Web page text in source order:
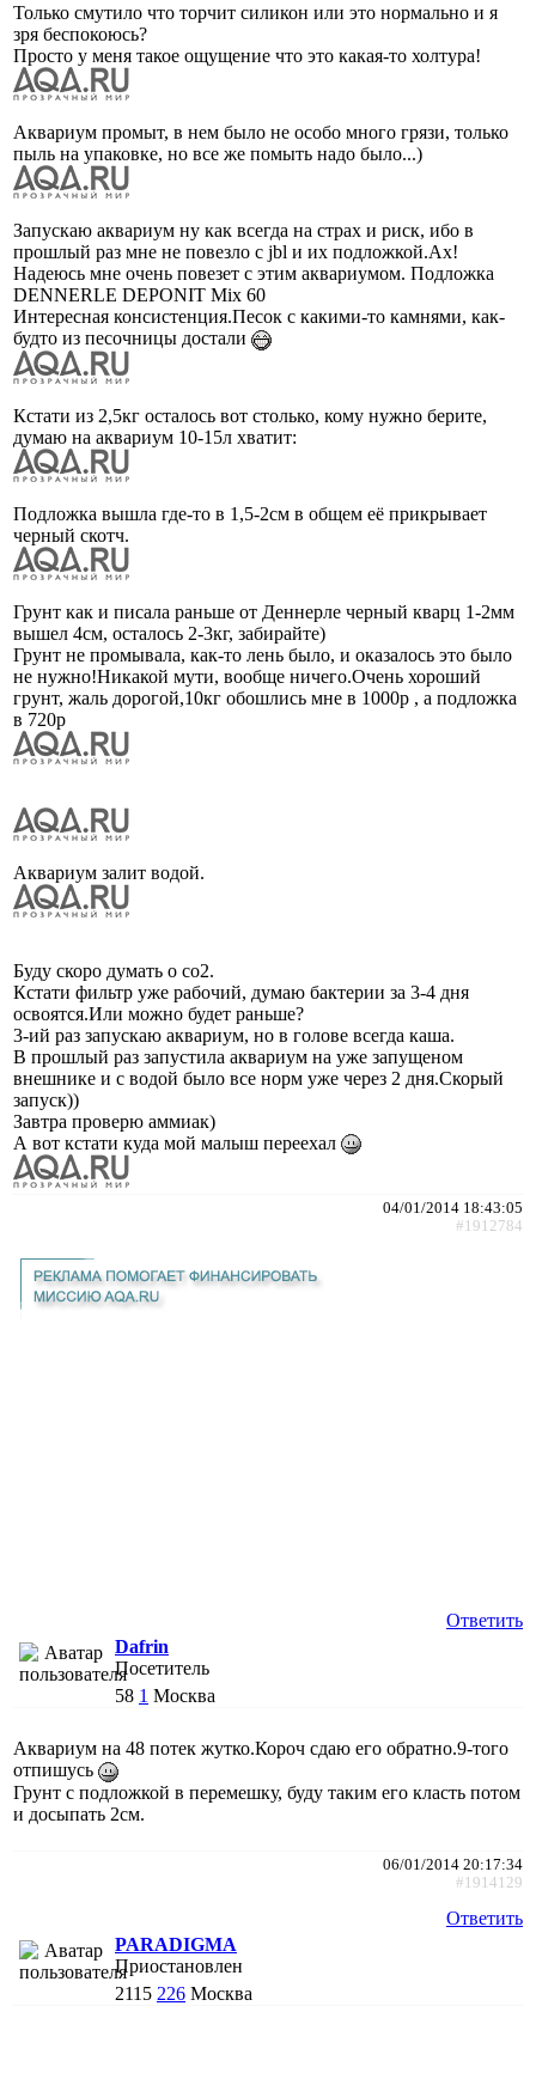
Только смутило что торчит силикон или это нормально и я
зря беспокоюсь?
Просто у меня такое ощущение что это какая-то холтура!
Аквариум промыт, в нем было не особо много грязи, только
пыль на упаковке, но все же помыть надо было...)
Запускаю аквариум ну как всегда на страх и риск, ибо в
прошлый раз мне не повезло с jbl и их подложкой.Ах!
Надеюсь мне очень повезет с этим аквариумом. Подложка
DENNERLE DEPONIT Mix 60
Интересная консистенция.Песок с какими-то камнями, как-
будто из песочницы достали
Кстати из 2,5кг осталось вот столько, кому нужно берите,
думаю на аквариум 10-15л хватит:
Подложка вышла где-то в 1,5-2см в общем её прикрывает
черный скотч.
Грунт как и писала раньше от Деннерле черный кварц 1-2мм
вышел 4см, осталось 2-3кг, забирайте)
Грунт не промывала, как-то лень было, и оказалось это было
не нужно!Никакой мути, вообще ничего.Очень хороший
грунт, жаль дорогой,10кг обошлись мне в 1000р , а подложка
в 720р
Аквариум залит водой.
Буду скоро думать о co2.
Кстати фильтр уже рабочий, думаю бактерии за 3-4 дня
освоятся.Или можно будет раньше?
3-ий раз запускаю аквариум, но в голове всегда каша.
В прошлый раз запустила аквариум на уже запущеном
внешнике и с водой было все норм уже через 2 дня.Скорый
запуск))
Завтра проверю аммиак)
А вот кстати куда мой малыш переехал
04/01/2014 18:43:05
#1912784
Ответить
Dafrin
Посетитель
58 1 Москва
Аквариум на 48 потек жутко.Короч сдаю его обратно.9-того
отпишусь
Грунт с подложкой в перемешку, буду таким его класть потом
и досыпать 2см.
06/01/2014 20:17:34
#1914129
Ответить
PARADIGMA
Приостановлен
2115 226 Москва